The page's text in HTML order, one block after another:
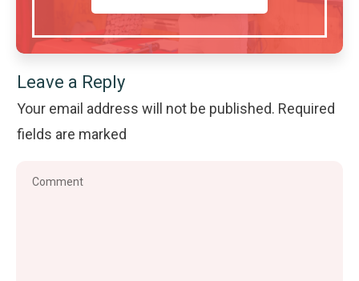
Leave a Reply
Your email address will not be published. Required
fields are marked